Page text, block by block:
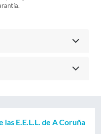
E.E.L.L. de A Coruña